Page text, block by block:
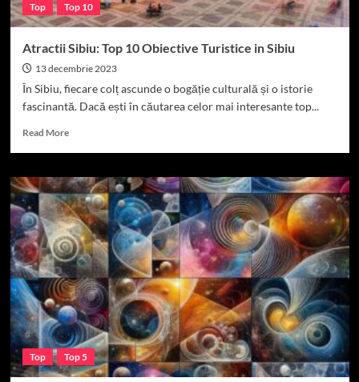
Top Top 10
Atractii Sibiu: Top 10 Obiective Turistice in Sibiu
13 decembrie 2023
În Sibiu, fiecare colț ascunde o bogăție culturală și o istorie
fascinantă. Dacă ești în căutarea celor mai interesante top...
Read MoreRead
Atractii
Sibiu:
Top
10
Obiective
Turistice
in
Sibiu
Top Top 5